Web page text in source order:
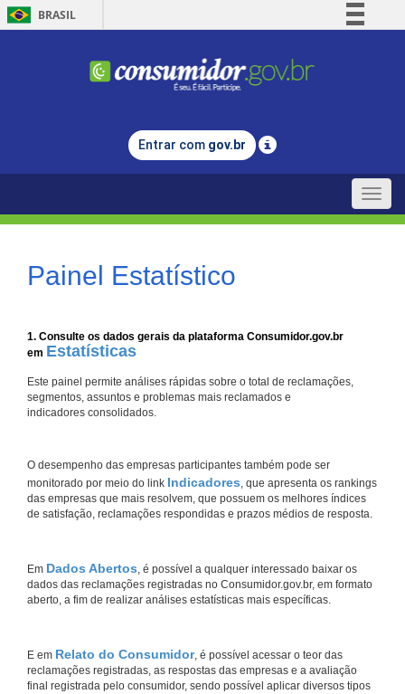
BRASIL
Comunica BR
Legislação
Entrar com gov.br
Toggle
Painel Estatístico
1. Consulte os dados gerais da plataforma Consumidor.gov.br
em Estatísticas
Este painel permite análises rápidas sobre o total de reclamações,
segmentos, assuntos e problemas mais reclamados e
indicadores consolidados.
O desempenho das empresas participantes também pode ser
monitorado por meio do link Indicadores, que apresenta os rankings
das empresas que mais resolvem, que possuem os melhores índices
de satisfação, reclamações respondidas e prazos médios de resposta.
Em Dados Abertos, é possível a qualquer interessado baixar os
dados das reclamações registradas no Consumidor.gov.br, em formato
aberto, a fim de realizar análises estatísticas mais específicas.
E em Relato do Consumidor, é possível acessar o teor das
reclamações registradas, as respostas das empresas e a avaliação
final registrada pelo consumidor, sendo possível aplicar diversos tipos